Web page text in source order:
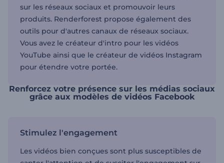
sur les réseaux sociaux et promouvoir leurs
produits. Renderforest propose également des
outils pour d'autres canaux de réseaux sociaux.
Vous avez le créateur d'intro pour les vidéos
YouTube ainsi que le créateur de vidéos Instagram
pour étendre votre portée.
Renforcez votre présence sur les médias sociaux
grâce aux modèles de vidéos Facebook
Stimulez l'engagement
Les vidéos bien conçues sont plus susceptibles de